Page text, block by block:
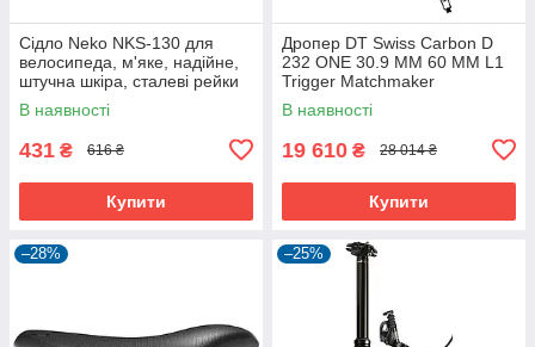
Сідло Neko NKS-130 для
велосипеда, м'яке, надійне,
штучна шкіра, сталеві рейки
В наявності
431 ₴ 616 ₴
Купити
Дропер DT Swiss Carbon D
232 ONE 30.9 MM 60 MM L1
Trigger Matchmaker
В наявності
19 610 ₴ 28 014 ₴
Купити
–28% –25%